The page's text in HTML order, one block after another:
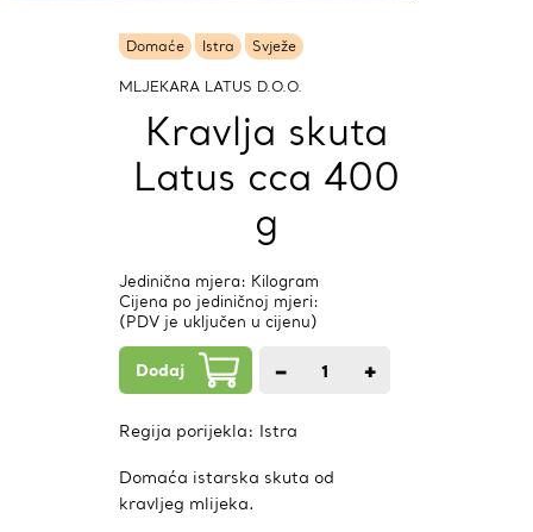
Domaće Istra Svježe
MLJEKARA LATUS D.O.O.
Kravlja skuta
Latus cca 400
g
Jedinična mjera: Kilogram
Cijena po jediničnoj mjeri:
(PDV je uključen u cijenu)
Dodaj − 1 +
Regija porijekla: Istra
Domaća istarska skuta od
kravljeg mlijeka.